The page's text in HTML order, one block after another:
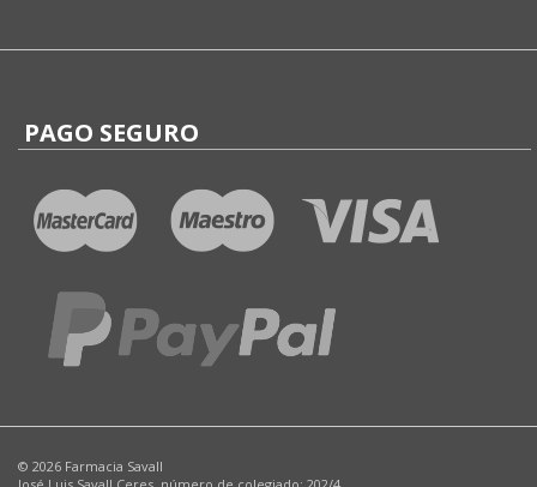
PAGO SEGURO
© 2026 Farmacia Savall